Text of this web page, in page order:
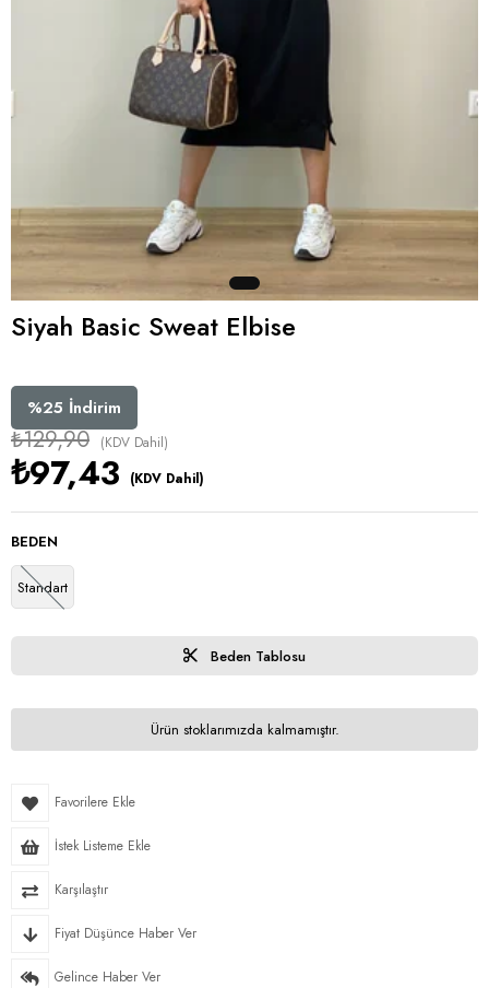
Siyah Basic Sweat Elbise
%25 İndirim
₺129,90 (KDV Dahil)
₺97,43 (KDV Dahil)
BEDEN
Standart
Beden Tablosu
Ürün stoklarımızda kalmamıştır.
Favorilere Ekle
İstek Listeme Ekle
Karşılaştır
Fiyat Düşünce Haber Ver
Gelince Haber Ver